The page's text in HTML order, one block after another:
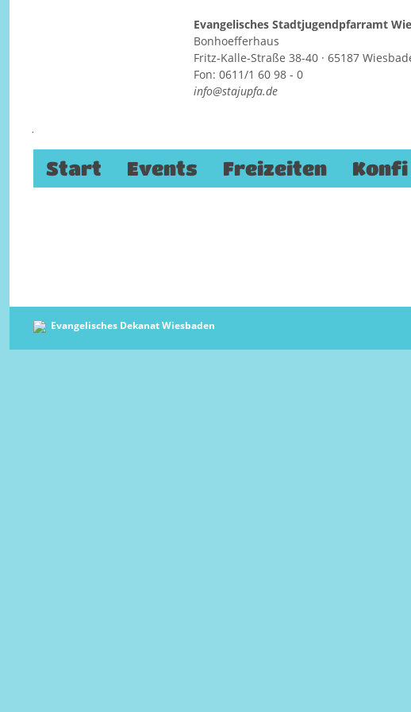
Evangelisches Stadtjugendpfarramt
Bonhoefferhaus
Fritz-Kalle-Straße 38-40 · 65187
Fon: 0611/1 60 98 - 0
info@stajupfa.de
Zum Inhalt springen
Start Events Freizeiten Konfi
Xang goes Gospel – Frühlingskonzert
Platterstraße 5, 65193 Wiesbaden
Evangelisches Dekanat Wiesbaden